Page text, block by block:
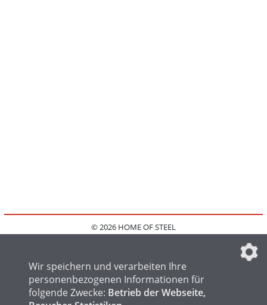
© 2026 HOME OF STEEL
IMPRESSUM
FAQ
DATENSCHUTZEINSTELLUNGEN
Wir speichern und verarbeiten Ihre
personenbezogenen Informationen für
folgende Zwecke: Betrieb der Webseite,